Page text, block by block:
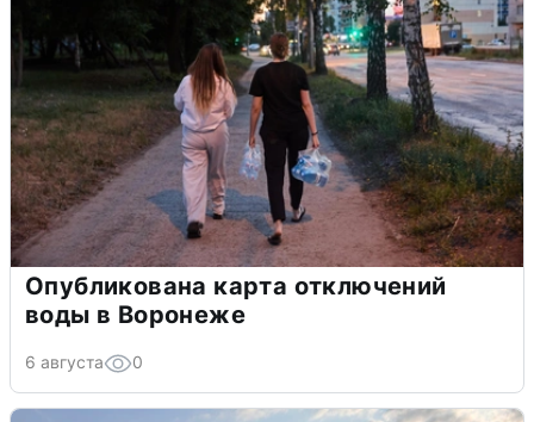
Опубликована карта отключений
воды в Воронеже
6 августа 0